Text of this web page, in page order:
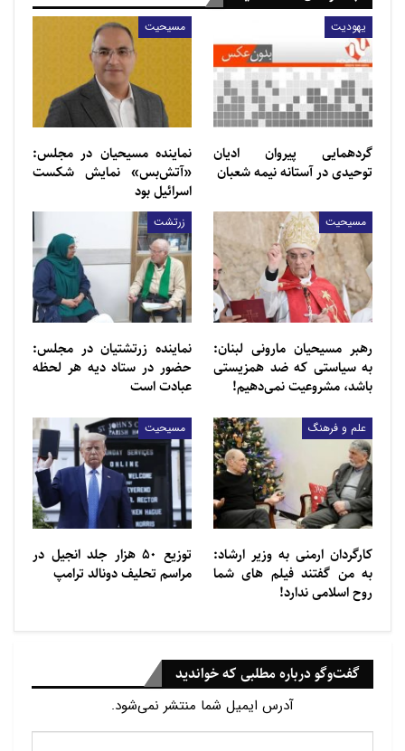
اروپایی آورده‌اند که بیمارستان‌هایشان از فرزندان بدون پدر
و مادر پر شده است و این نتیجه سیاست‌های استعماری
صهیونیست‌هاست. به برادران و خواهران مسلمانم توصیه
می کنم نگذارید لابی پنهان صهیونیستی بلایی که بر سر
شما نیز بیاورند. هر چه دنیا بی حیاتر باشد به کام
یهودیت
گردهمایی پیروان ادیان
توحیدی در آستانه نیمه شعبان
مسیحیت
نماینده مسیحیان در مجلس:
«آتش‌بس» نمایش شکست
اسرائیل بود
مسیحیت
رهبر مسیحیان مارونی لبنان:
به سیاستی که ضد همزیستی
باشد، مشروعیت نمی‌دهیم!
زرتشت
نماینده زرتشتیان در مجلس:
حضور در ستاد دیه هر لحظه
عبادت است
علم و فرهنگ
کارگردان ارمنی به وزیر ارشاد:
به من گفتند فیلم های شما
روح اسلامی ندارد!
مسیحیت
توزیع ۵۰ هزار جلد انجیل در
مراسم تحلیف دونالد ترامپ
گفت‌وگو درباره مطلبی که خواندید
آدرس ایمیل شما منتشر نمی‌شود.